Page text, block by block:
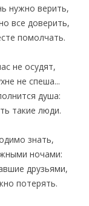
нужно верить,
все доверить,
помолчать.
не осудят,
не спеша...
душа:
такие люди.
знать,
ночами:
друзьями,
потерять.